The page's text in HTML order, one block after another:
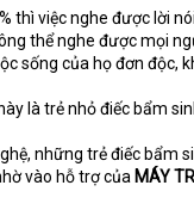
thì việc nghe được lời
thể nghe được mọi
sống của họ đơn độc,
là trẻ nhỏ điếc bẩm
những trẻ điếc bẩm
vào hỗ trợ của MÁY